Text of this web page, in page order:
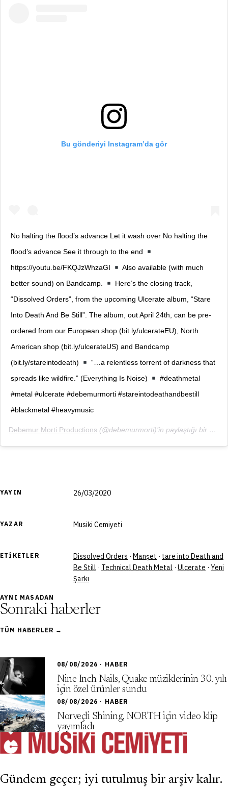
YAYIN 26/03/2020
YAZAR Musiki Cemiyeti
ETIKETLER Dissolved Orders · Manşet · tare into Death and
Be Still · Technical Death Metal · Ulcerate · Yeni
Şarkı
Bu gönderiyi Instagram’da gör
No halting the flood’s advance Let it wash over No halting the
flood’s advance See it through to the end
https://youtu.be/FKQJzWhzaGI
Also available (with much
better sound) on Bandcamp.
Here’s the closing track,
“Dissolved Orders”, from the upcoming Ulcerate album, “Stare
Into Death And Be Still”. The album, out April 24th, can be pre-
ordered from our European shop (bit.ly/ulcerateEU), North
American shop (bit.ly/ulcerateUS) and Bandcamp
(bit.ly/stareintodeath)
“…a relentless torrent of darkness that
spreads like wildfire.” (Everything Is Noise)
#deathmetal
#metal #ulcerate #debemurmorti #stareintodeathandbestill
#blackmetal #heavymusic
Debemur Morti Productions (@debemurmorti)’in paylaştığı bir gönderi (
AYNI MASADAN
Sonraki haberler
TÜM HABERLER →
08/08/2026 · HABER
Nine Inch Nails, Quake müziklerinin 30. yılı
için özel ürünler sundu
08/08/2026 · HABER
Norveçli Shining, NORTH için video klip
yayımladı
Gündem geçer; iyi tutulmuş bir arşiv kalır.